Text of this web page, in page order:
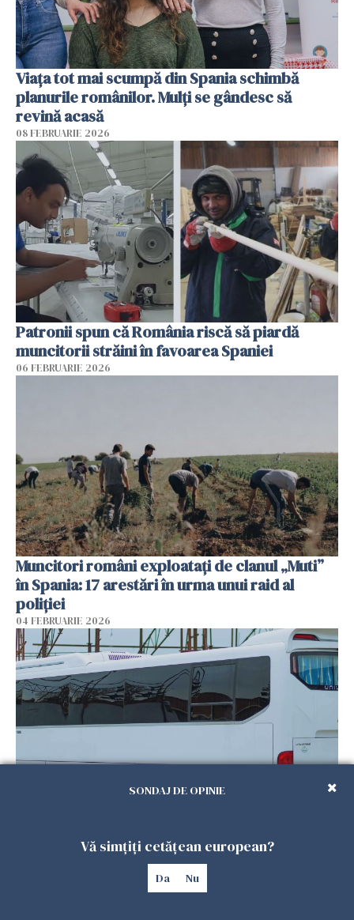
Viața tot mai scumpă din Spania schimbă
planurile românilor. Mulți se gândesc să
revină acasă
08 FEBRUARIE 2026
Patronii spun că România riscă să piardă
muncitorii străini în favoarea Spaniei
06 FEBRUARIE 2026
Muncitori români exploatați de clanul „Muti”
în Spania: 17 arestări în urma unui raid al
poliției
04 FEBRUARIE 2026
persoane au murit
01 FEBRUARIE 2026
SONDAJ DE OPINIE
Vă simțiți cetățean european?
Da Nu